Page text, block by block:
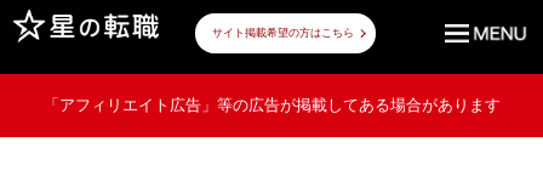
サイト掲載希望の方はこちら
「アフィリエイト広告」等の広告が掲載してある場合があります